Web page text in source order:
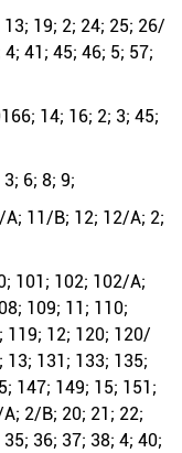
19; 2; 24; 25; 26/
41; 45; 46; 5; 57;
14; 16; 2; 3; 45;
6; 8; 9;
А; 11/В; 12; 12/А; 2;
101; 102; 102/А;
109; 11; 110;
119; 12; 120; 120/
131; 133; 135;
147; 149; 15; 151;
2/В; 20; 21; 22;
36; 37; 38; 4; 40;